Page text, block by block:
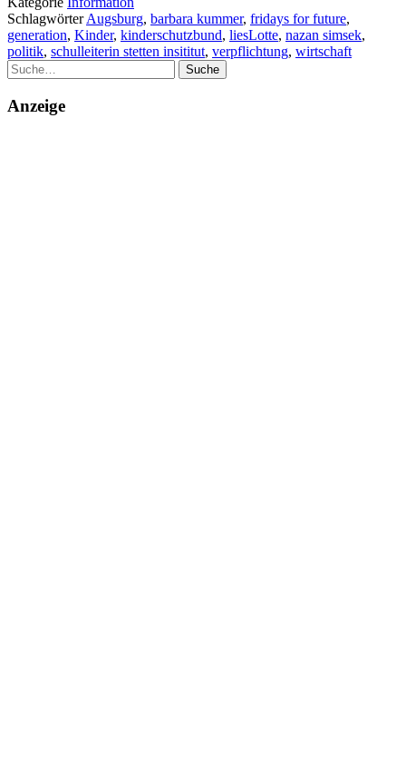
SchlagwörterAugsburg, barbara kummer, fridays for future,
generation, Kinder, kinderschutzbund, liesLotte, nazan simsek,
politik, schulleiterin stetten insititut, verpflichtung, wirtschaft
Suche
Anzeige